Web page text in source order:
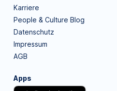
Karriere
People & Culture Blog
Datenschutz
Impressum
AGB
Apps